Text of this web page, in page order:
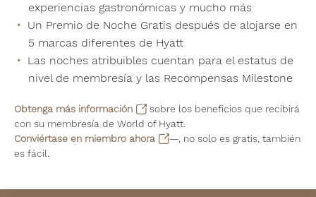
experiencias gastronómicas y mucho más
Un Premio de Noche Gratis después de alojarse en
5 marcas diferentes de Hyatt
Las noches atribuibles cuentan para el estatus de
nivel de membresía y las Recompensas Milestone
Obtenga más información
sobre los beneficios que recibirá
con su membresía de World of Hyatt.
Conviértase en miembro ahora
—, no solo es gratis, también
es fácil.